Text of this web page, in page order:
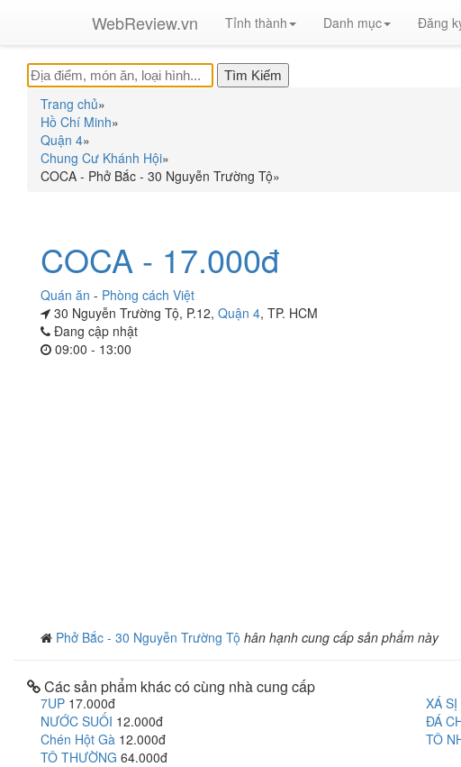
WebReview.vn Tỉnh thành Danh mục Đăng
Trang chủ»
Hồ Chí Minh»
Quận 4»
Chung Cư Khánh Hội»
COCA - Phở Bắc - 30 Nguyễn Trường Tộ»
COCA - 17.000đ
Quán ăn - Phòng cách Việt
30 Nguyễn Trường Tộ, P.12, Quận 4, TP. HCM
Đang cập nhật
09:00 - 13:00
Phở Bắc - 30 Nguyễn Trường Tộ hân hạnh cung cấp sản phẩm này
Các sản phẩm khác có cùng nhà cung cấp
7UP 17.000đ XÁ SỊ
NƯỚC SUỐI 12.000đ ĐÁ
Chén Hột Gà 12.000đ TÔ
TÔ THƯỜNG 64.000đ